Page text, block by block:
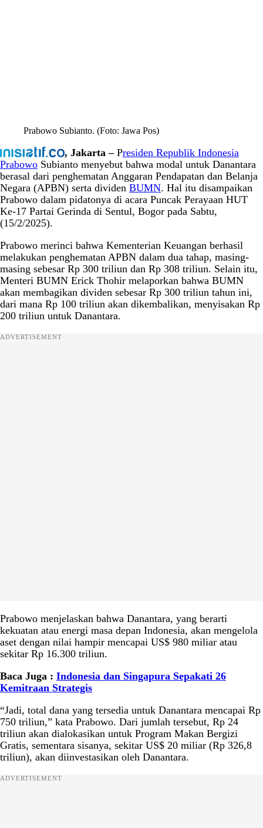
Prabowo Subianto. (Foto: Jawa Pos)
, Jakarta –Presiden Republik Indonesia
Prabowo Subianto menyebut bahwa modal untuk Danantara
berasal dari penghematan Anggaran Pendapatan dan Belanja
Negara (APBN) serta dividen BUMN. Hal itu disampaikan
Prabowo dalam pidatonya di acara Puncak Perayaan HUT
Ke-17 Partai Gerinda di Sentul, Bogor pada Sabtu,
(15/2/2025).
Prabowo merinci bahwa Kementerian Keuangan berhasil
melakukan penghematan APBN dalam dua tahap, masing-
masing sebesar Rp 300 triliun dan Rp 308 triliun. Selain itu,
Menteri BUMN Erick Thohir melaporkan bahwa BUMN
akan membagikan dividen sebesar Rp 300 triliun tahun ini,
dari mana Rp 100 triliun akan dikembalikan, menyisakan Rp
200 triliun untuk Danantara.
ADVERTISEMENT
Prabowo menjelaskan bahwa Danantara, yang berarti
kekuatan atau energi masa depan Indonesia, akan mengelola
aset dengan nilai hampir mencapai US$ 980 miliar atau
sekitar Rp 16.300 triliun.
Baca Juga : Indonesia dan Singapura Sepakati 26
Kemitraan Strategis
“Jadi, total dana yang tersedia untuk Danantara mencapai Rp
750 triliun,” kata Prabowo. Dari jumlah tersebut, Rp 24
triliun akan dialokasikan untuk Program Makan Bergizi
Gratis, sementara sisanya, sekitar US$ 20 miliar (Rp 326,8
triliun), akan diinvestasikan oleh Danantara.
ADVERTISEMENT